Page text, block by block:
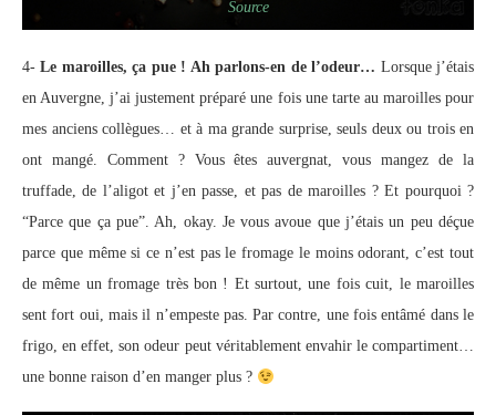
Source
4-Le maroilles, ça pue ! Ah parlons-en de l’odeur… Lorsque j’étais
en Auvergne, j’ai justement préparé une fois une tarte au maroilles pour
mes anciens collègues… et à ma grande surprise, seuls deux ou trois en
ont mangé. Comment ? Vous êtes auvergnat, vous mangez de la
truffade, de l’aligot et j’en passe, et pas de maroilles ? Et pourquoi ?
“Parce que ça pue”. Ah, okay. Je vous avoue que j’étais un peu déçue
parce que même si ce n’est pas le fromage le moins odorant, c’est tout
de même un fromage très bon ! Et surtout, une fois cuit, le maroilles
sent fort oui, mais il n’empeste pas. Par contre, une fois entâmé dans le
frigo, en effet, son odeur peut véritablement envahir le compartiment…
une bonne raison d’en manger plus ?